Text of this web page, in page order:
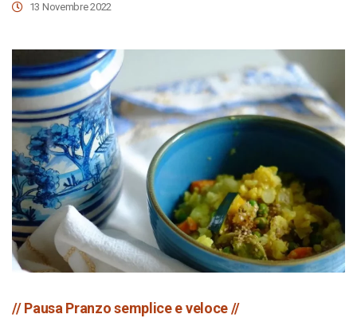
13 Novembre 2022
// Pausa Pranzo semplice e veloce //